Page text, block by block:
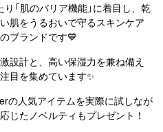
「肌のバリア機能」に着目し、乾
肌をうるおいで守るスキンケア
ブランドです💙
設計と、高い保湿力を兼ね備え
目を集めています✨
の人気アイテムを実際に試しなが
じたノベルティもプレゼント！